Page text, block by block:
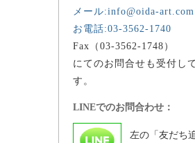
メール:info@oida-art.com
お電話:03-3562-1740
Fax（03-3562-1748）
にてのお問合せも受付し
す。
LINEでのお問合わせ：
左の「友だち